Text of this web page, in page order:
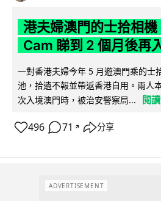
港夫婦澳門的士拾相
Cam 睇到 2 個月後再
一對香港夫婦今年 5 月遊澳門乘的士
池，拾遺不報並帶返香港自用。兩人
次入境澳門時，被治安警察局...
閱
496 71 ↗ 分享
ADVERTISEMENT